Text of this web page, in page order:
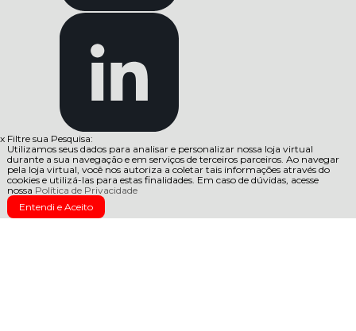
x Filtre sua Pesquisa:
Utilizamos seus dados para analisar e personalizar nossa loja virtual
durante a sua navegação e em serviços de terceiros parceiros. Ao navegar
pela loja virtual, você nos autoriza a coletar tais informações através do
cookies e utilizá-las para estas finalidades. Em caso de dúvidas, acesse
nossa Política de Privacidade
Entendi e Aceito